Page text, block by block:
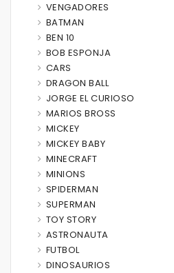
VENGADORES
BATMAN
BEN 10
BOB ESPONJA
CARS
DRAGON BALL
JORGE EL CURIOSO
MARIOS BROSS
MICKEY
MICKEY BABY
MINECRAFT
MINIONS
SPIDERMAN
SUPERMAN
TOY STORY
ASTRONAUTA
FUTBOL
DINOSAURIOS